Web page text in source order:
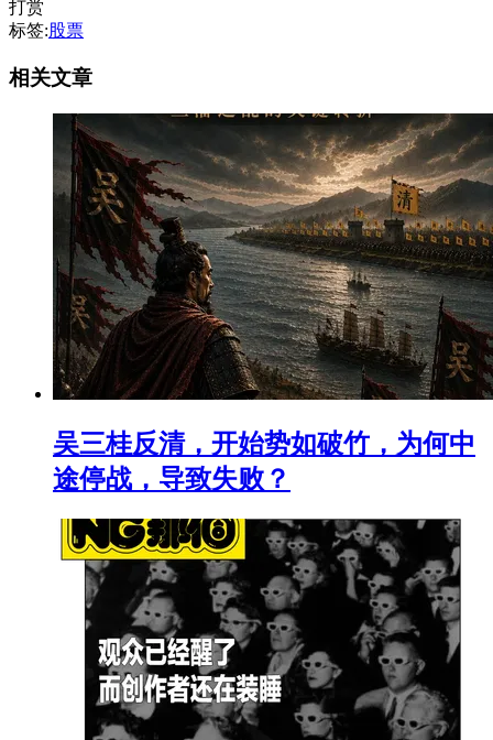
打赏
标签:股票
相关文章
吴三桂反清，开始势如破竹，为何中
途停战，导致失败？